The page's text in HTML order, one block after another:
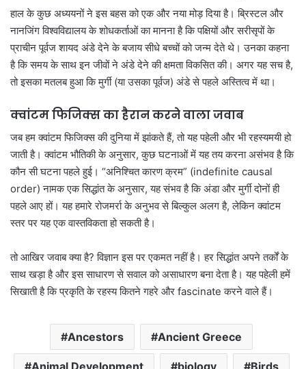
हाल के कुछ अध्ययनों ने इस बहस को एक और नया मोड़ दिया है। ब्रिस्टल और
नानजिंग विश्वविद्यालय के शोधकर्ताओं का मानना है कि पक्षियों और सरीसृपों के
प्राचीन पूर्वज शायद अंडे देने के बजाय सीधे बच्चों को जन्म देते थे। उनका कहना
है कि समय के साथ इन जीवों ने अंडे देने की क्षमता विकसित की। अगर यह सच है,
तो इसका मतलब हुआ कि मुर्गी (या उसका पूर्वज) अंडे से पहले अस्तित्व में था।
क्वांटम फिजिक्स का हैरान करने वाला जवाब
जब हम क्वांटम फिजिक्स की दुनिया में झांकते हैं, तो यह पहेली और भी रहस्यमयी हो
जाती है। क्वांटम भौतिकी के अनुसार, कुछ घटनाओं में यह तय करना असंभव है कि
कौन सी घटना पहले हुई। “अनिश्चित कारण क्रम” (indefinite causal
order) नामक एक सिद्धांत के अनुसार, यह संभव है कि अंडा और मुर्गी दोनों ही
पहले आए हों। यह हमारे रोजमर्रा के अनुभव से बिल्कुल अलग है, लेकिन क्वांटम
स्तर पर यह एक वास्तविकता हो सकती है।
तो आखिर जवाब क्या है? विज्ञान इस पर एकमत नहीं है। हर सिद्धांत अपने तर्कों के
साथ खड़ा है और इस साधारण से सवाल को असाधारण बना देता है। यह पहेली हमें
सिखाती है कि प्रकृति के रहस्य कितने गहरे और fascinate करने वाले हैं।
Ancestors Ancient Greece